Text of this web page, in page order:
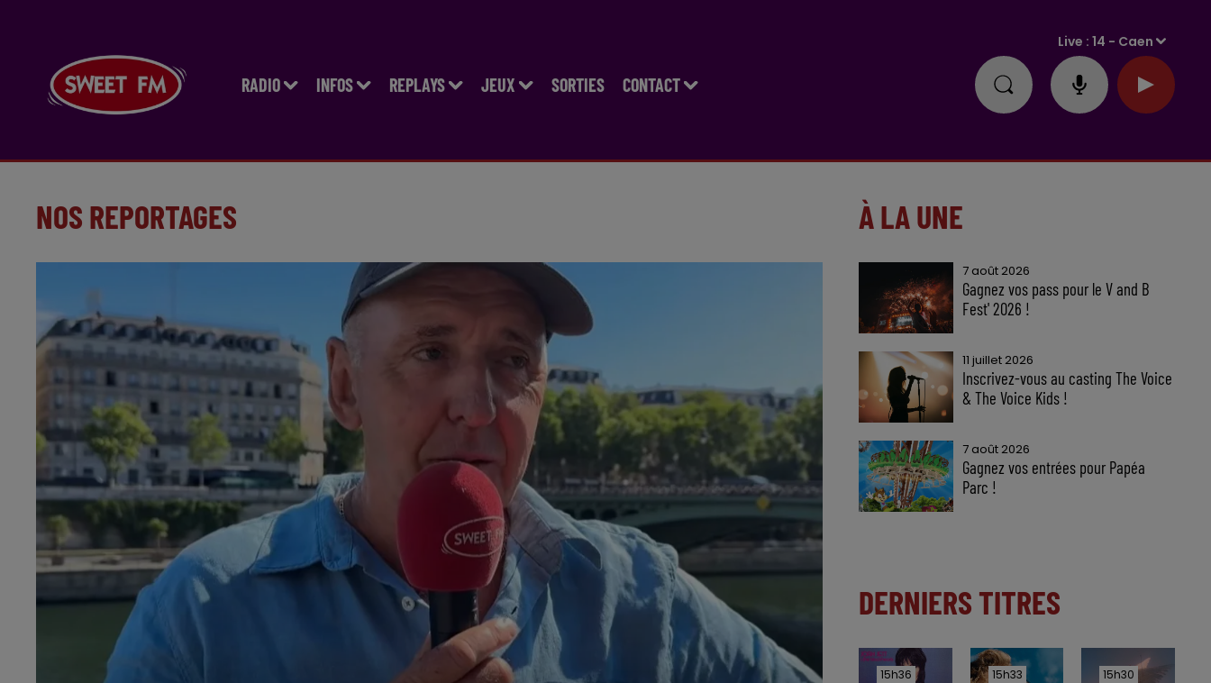
RADIO INFOS REPLAYS JEUX SORTIES CONTACT
Live :14 - Caen
NOS REPORTAGES À LA UNE
7 août 2026
Gagnez vos pass pour le V and B
Fest' 2026 !
11 juillet 2026
Inscrivez-vous au casting The Voice
& The Voice Kids !
7 août 2026
Gagnez vos entrées pour Papéa
Parc !
DERNIERS TITRES
15h36
15h36 15h33
15h33 15h30
15h30